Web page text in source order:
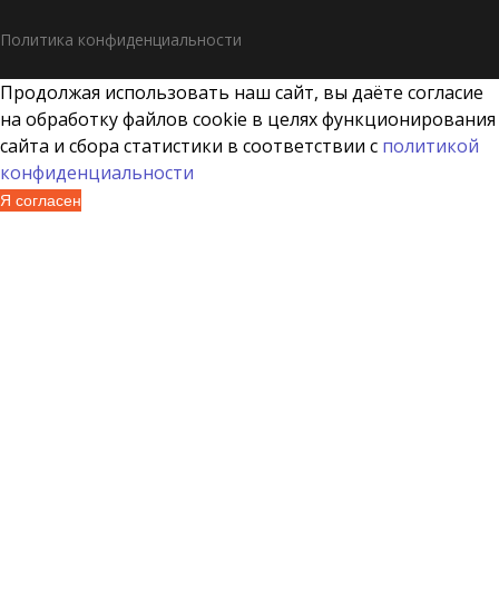
Политика конфиденциальности
Продолжая использовать наш сайт, вы даёте согласие
на обработку файлов cookie в целях функционирования
сайта и сбора статистики в соответствии с политикой
конфиденциальности
Я согласен